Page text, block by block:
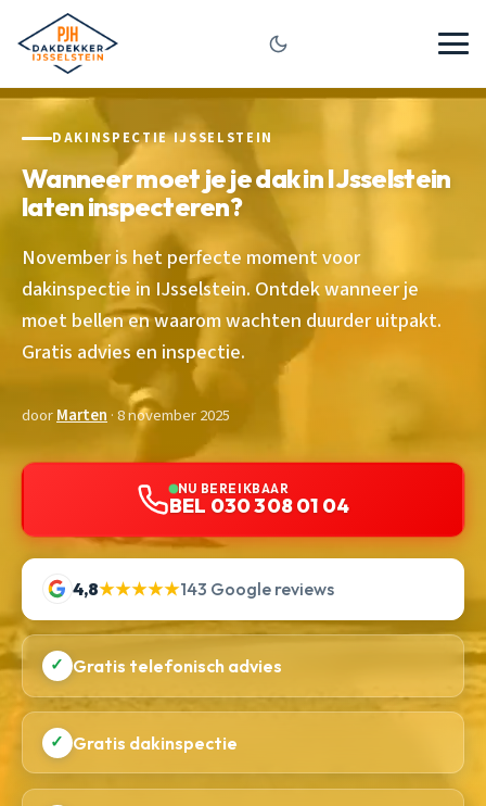
DAKINSPECTIE IJSSELSTEIN
Wanneer moet je je dak in IJsselstein
laten inspecteren?
November is het perfecte moment voor
dakinspectie in IJsselstein. Ontdek wanneer je
moet bellen en waarom wachten duurder uitpakt.
Gratis advies en inspectie.
doorMarten · 8 november 2025
NU BEREIKBAAR
BEL 030 308 01 04
4,8★★★★★143 Google reviews
✓ Gratis telefonisch advies
✓ Gratis dakinspectie